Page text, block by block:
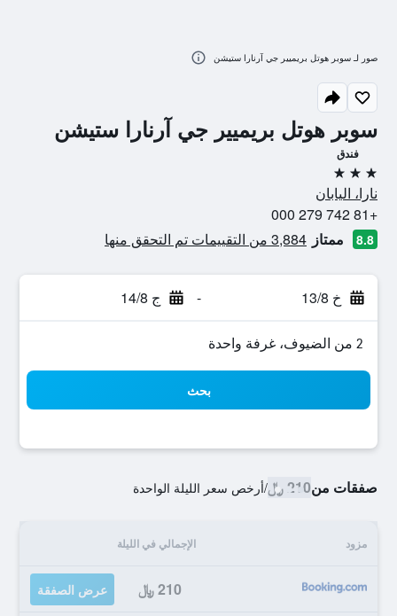
سوبر هوتل بريميير جي آرنارا ستيشن
فندق
3 نجوم
نارا، اليابان
+81 742 279 000
8.8 ممتاز 3,884 من التقييمات تم التحقق منها
خ 13/8 - ج 14/8
2 من الضيوف، غرفة واحدة
بحث
صفقات من210 ﷼ /أرخص سعر الليلة الواحدة
مزود الإجمالي في الليلة
210 ﷼ عرض الصفقة
صور لـ سوبر هوتل بريميير جي آرنارا ستيشن